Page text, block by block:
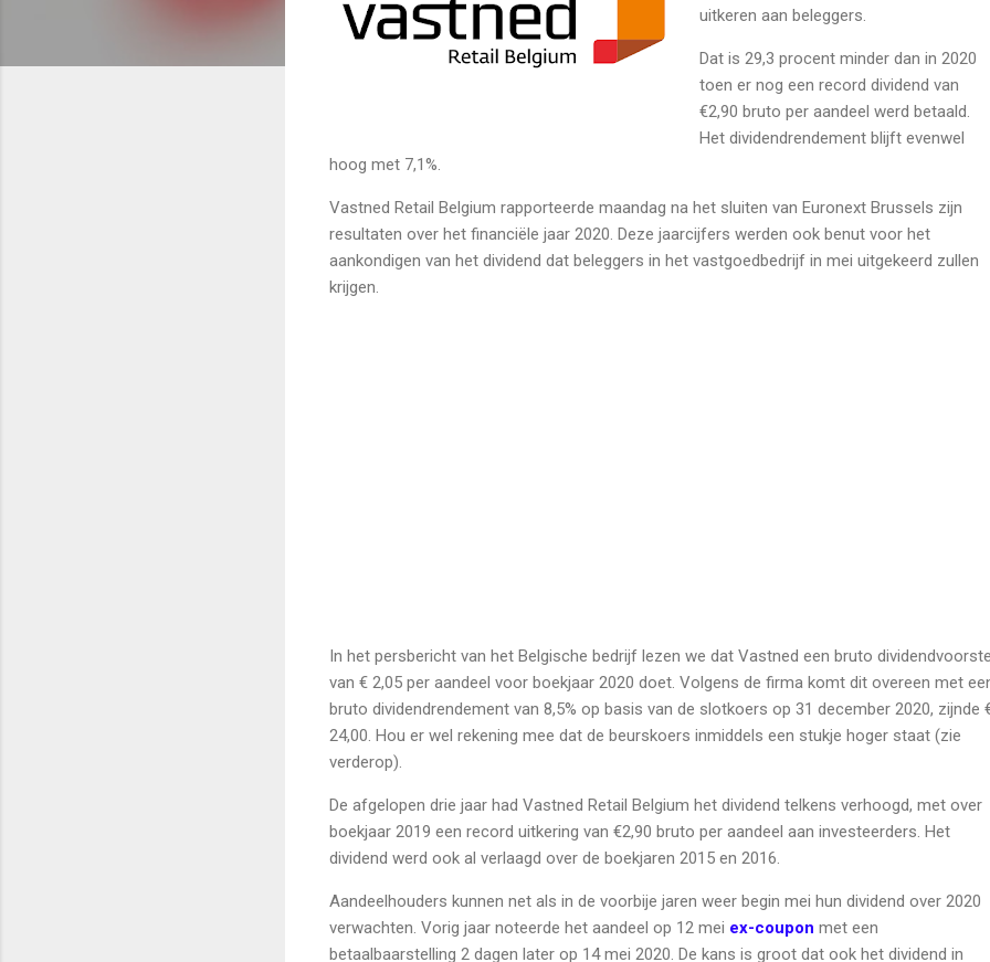
uitkeren aan beleggers.
Dat is 29,3 procent minder dan in 2020
toen er nog een record dividend van
€2,90 bruto per aandeel werd betaald.
Het dividendrendement blijft evenwel
hoog met 7,1%.
Vastned Retail Belgium rapporteerde maandag na het sluiten van Euronext Brussels zijn
resultaten over het financiële jaar 2020. Deze jaarcijfers werden ook benut voor het
aankondigen van het dividend dat beleggers in het vastgoedbedrijf in mei uitgekeerd zullen
krijgen.
In het persbericht van het Belgische bedrijf lezen we dat Vastned een bruto
van € 2,05 per aandeel voor boekjaar 2020 doet. Volgens de firma komt dit overeen met
bruto dividendrendement van 8,5% op basis van de slotkoers op 31 december 2020, zijnde
24,00. Hou er wel rekening mee dat de beurskoers inmiddels een stukje hoger staat (zie
verderop).
De afgelopen drie jaar had Vastned Retail Belgium het dividend telkens verhoogd, met over
boekjaar 2019 een record uitkering van €2,90 bruto per aandeel aan investeerders. Het
dividend werd ook al verlaagd over de boekjaren 2015 en 2016.
Aandeelhouders kunnen net als in de voorbije jaren weer begin mei hun dividend over 2020
verwachten. Vorig jaar noteerde het aandeel op 12 mei ex-coupon met een
betaalbaarstelling 2 dagen later op 14 mei 2020. De kans is groot dat ook het dividend in